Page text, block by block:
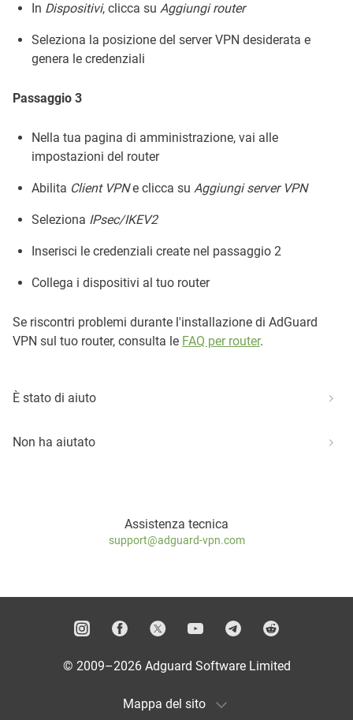
In Dispositivi, clicca su Aggiungi router
Seleziona la posizione del server VPN desiderata e
genera le credenziali
Passaggio 3
Nella tua pagina di amministrazione, vai alle
impostazioni del router
Abilita Client VPNe clicca su Aggiungi server VPN
Seleziona IPsec/IKEV2
Inserisci le credenziali create nel passaggio 2
Collega i dispositivi al tuo router
Se riscontri problemi durante l'installazione di AdGuard
VPN sul tuo router, consulta le FAQ per router.
È stato di aiuto
Non ha aiutato
Assistenza tecnica
support@adguard-vpn.com
© 2009–2026 Adguard Software Limited
Mappa del sito